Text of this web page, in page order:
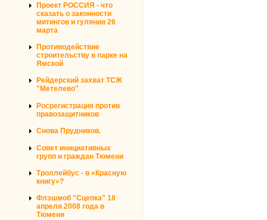
Проект РОССИЯ - что
сказать о законности
митингов и гуляния 26
марта
Противодействие
строительству в парке на
Ямской
Рейдерский захват ТСЖ
"Метелево"
Росрегистрация против
правозащитников
Снова Прудников.
Совет инициативных
групп и граждан Тюмени
Троллейбус - в «Красную
книгу»?
Флэшмоб "Сцепка" 18
апреля 2008 года в
Тюмени